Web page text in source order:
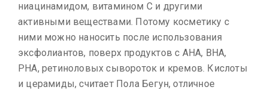
ниацинамидом, витамином С и другими
активными веществами. Потому косметику с
ними можно наносить после использования
эксфолиантов, поверх продуктов с AHA, BHA,
PHA, ретиноловых сывороток и кремов. Кислоты
и церамиды, считает Пола Бегун, отличное